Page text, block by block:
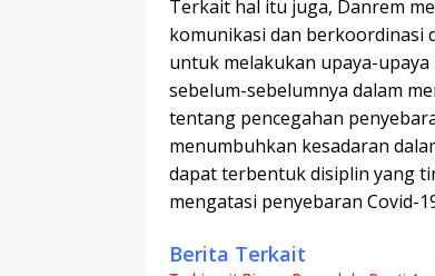
Terkait hal itu juga, Danrem
komunikasi dan berkoordinasi
untuk melakukan upaya-
sebelum-sebelumnya dalam
tentang pencegahan
menumbuhkan kesadaran
dapat terbentuk disiplin yang
mengatasi penyebaran Covid-
Berita Terkait